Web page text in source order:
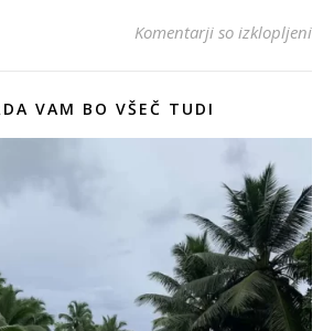
Komentarji so izklopljeniza
VAM BO VŠEČ TUDI